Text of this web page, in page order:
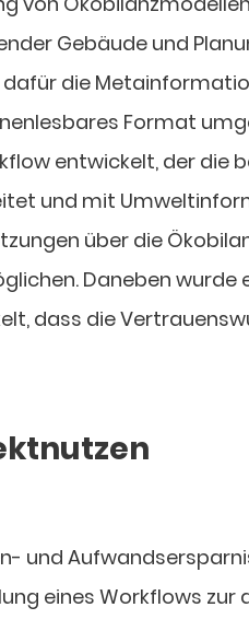
Gebäude und
die
Format
entwickelt, der die
und mit
über die
Daneben
dass die
und
eines Workflows